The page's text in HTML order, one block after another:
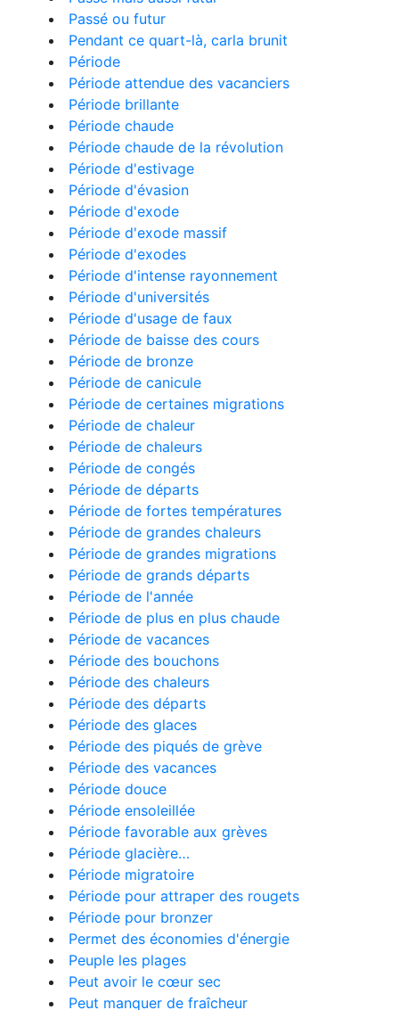
Passé ou futur
Pendant ce quart-là, carla brunit
Période
Période attendue des vacanciers
Période brillante
Période chaude
Période chaude de la révolution
Période d'estivage
Période d'évasion
Période d'exode
Période d'exode massif
Période d'exodes
Période d'intense rayonnement
Période d'universités
Période d'usage de faux
Période de baisse des cours
Période de bronze
Période de canicule
Période de certaines migrations
Période de chaleur
Période de chaleurs
Période de congés
Période de départs
Période de fortes températures
Période de grandes chaleurs
Période de grandes migrations
Période de grands départs
Période de l'année
Période de plus en plus chaude
Période de vacances
Période des bouchons
Période des chaleurs
Période des départs
Période des glaces
Période des piqués de grève
Période des vacances
Période douce
Période ensoleillée
Période favorable aux grèves
Période glacière…
Période migratoire
Période pour attraper des rougets
Période pour bronzer
Permet des économies d'énergie
Peuple les plages
Peut avoir le cœur sec
Peut manquer de fraîcheur